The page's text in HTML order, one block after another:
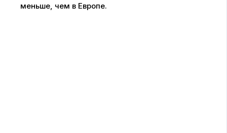
меньше, чем в Европе.